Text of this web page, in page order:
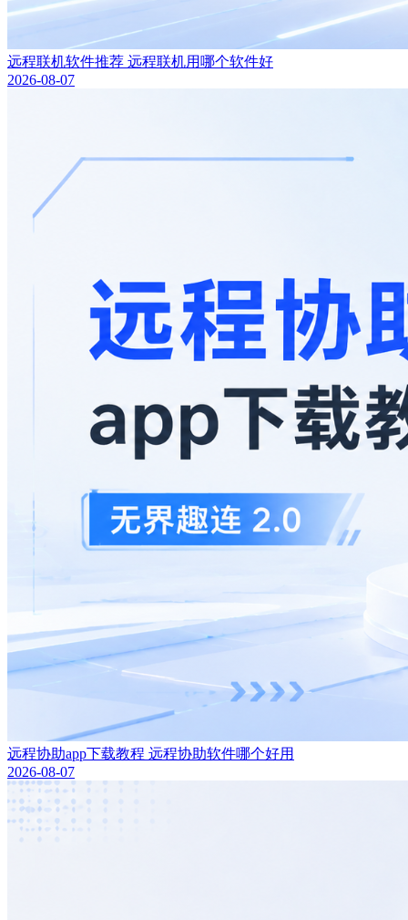
远程联机软件推荐 远程联机用哪个软件好
2026-08-07
远程协助app下载教程 远程协助软件哪个好用
2026-08-07